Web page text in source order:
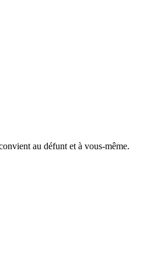
au défunt et à vous-même.